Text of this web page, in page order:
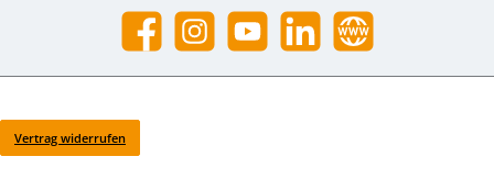
Facebook InstagramYouTube LinkedIn Website
Vertrag widerrufen